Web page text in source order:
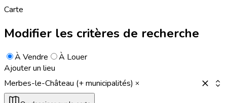
Carte
Modifier les critères de recherche
À Vendre
À Louer
Ajouter un lieu
Merbes-le-Château (+ municipalités)